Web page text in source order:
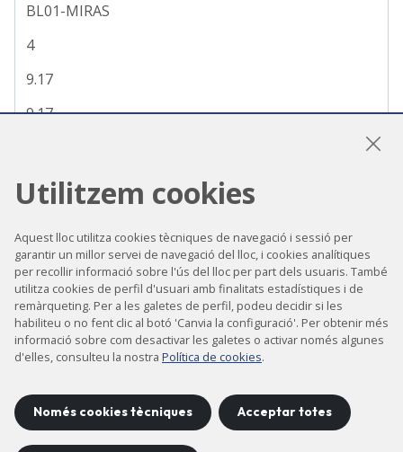
BL01-MIRAS
4
9.17
9.17
9.86
10.00
9.41
BL04-MSPD
8.26
Utilitzem cookies
Aquest lloc utilitza cookies tècniques de navegació i sessió per
garantir un millor servei de navegació del lloc, i cookies analítiques
per recollir informació sobre l'ús del lloc per part dels usuaris. També
utilitza cookies de perfil d'usuari amb finalitats estadístiques i de
remàrqueting. Per a les galetes de perfil, podeu decidir si les
habiliteu o no fent clic al botó 'Canvia la configuració'. Per obtenir més
informació sobre com desactivar les galetes o activar només algunes
d'elles, consulteu la nostra Política de cookies.
Només cookies tècniques Acceptar totes